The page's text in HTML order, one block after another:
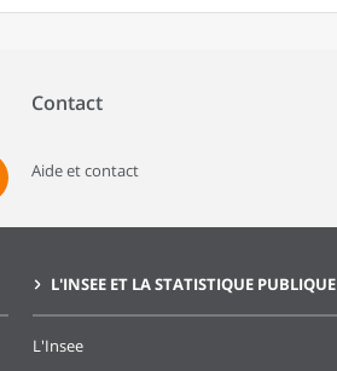
Contact
Aide et contact
L'INSEE ET LA STATISTIQUE PUBLIQUE
L'Insee